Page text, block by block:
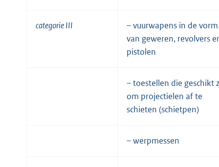
categorie III
– vuurwapens in de vorm
van geweren, revolvers
pistolen
– toestellen die geschikt
om projectielen af te
schieten (schietpen)
– werpmessen